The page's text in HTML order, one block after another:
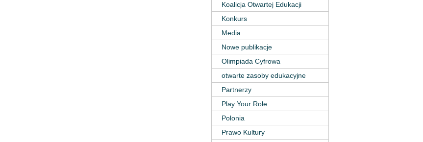
Koalicja Otwartej Edukacji
Konkurs
Media
Nowe publikacje
Olimpiada Cyfrowa
otwarte zasoby edukacyjne
Partnerzy
Play Your Role
Polonia
Prawo Kultury